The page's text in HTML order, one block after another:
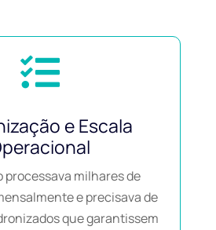

e Escala
processava milhares de
e precisava de
que garantissem